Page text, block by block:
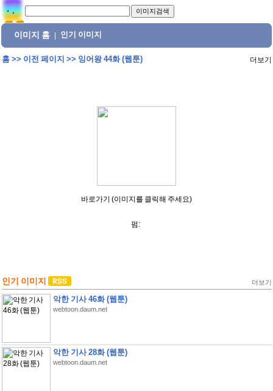
이미지 홈 인기 이미지
홈>> 이전 페이지 >> 잉어왕 44화 (웹툰) 더보기
바로가기 (이미지를 클릭해 주세요)
펌:
인기 이미지 더보기
악한 기사 46화 (웹툰)
webtoon.daum.net
악한 기사 28화 (웹툰)
webtoon.daum.net